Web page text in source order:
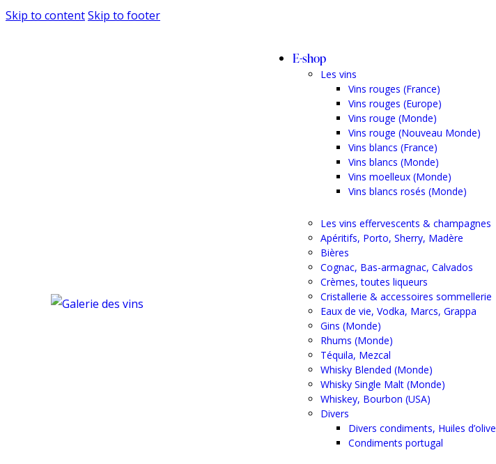
Skip to contentSkip to footer
E-shop
Les vins
Vins rouges (France)
Vins rouges (Europe)
Vins rouge (Monde)
Vins rouge (Nouveau Monde)
Vins blancs (France)
Vins blancs (Monde)
Vins moelleux (Monde)
Vins blancs rosés (Monde)
Les vins effervescents & champagnes
Apéritifs, Porto, Sherry, Madère
Bières
Cognac, Bas-armagnac, Calvados
Crèmes, toutes liqueurs
Cristallerie & accessoires sommellerie
Eaux de vie, Vodka, Marcs, Grappa
Gins (Monde)
Rhums (Monde)
Téquila, Mezcal
Whisky Blended (Monde)
Whisky Single Malt (Monde)
Whiskey, Bourbon (USA)
Divers
Divers condiments, Huiles d’olive
Condiments portugal